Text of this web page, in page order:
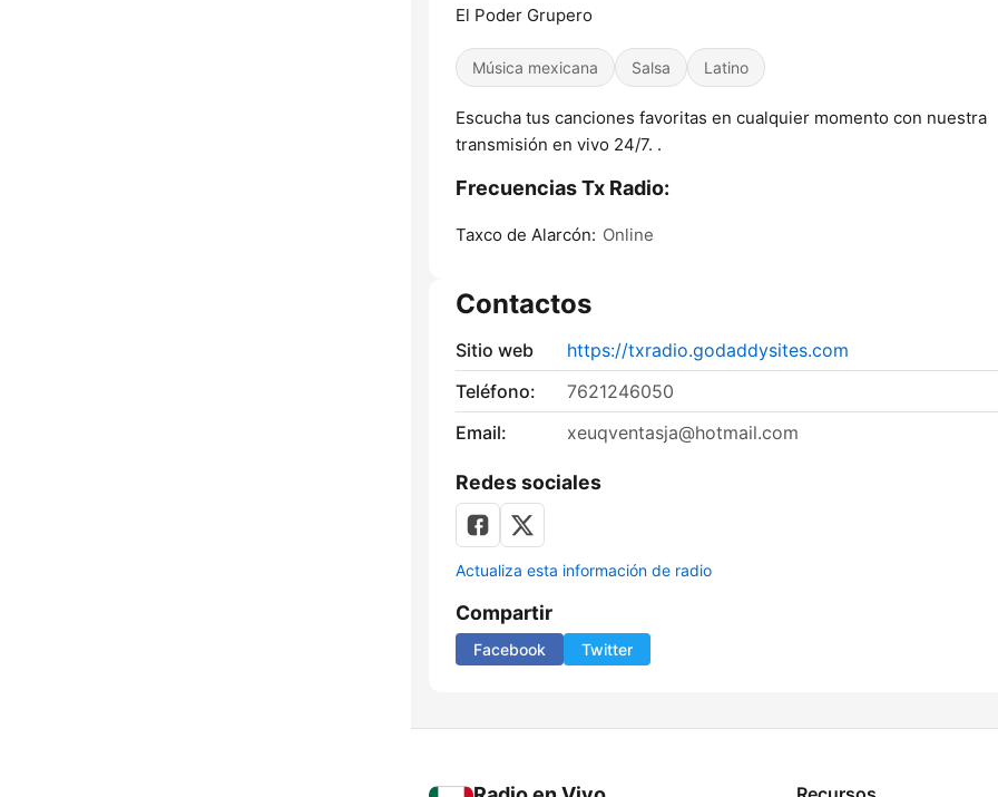
El Poder Grupero
Música mexicana Salsa Latino
Escucha tus canciones favoritas en cualquier momento con nuestra
transmisión en vivo 24/7. .
Frecuencias Tx Radio:
Taxco de Alarcón: Online
Contactos
Sitio web
https://txradio.godaddysites.com
Teléfono:
7621246050
Email:
xeuqventasja@hotmail.com
Redes sociales
Actualiza esta información de radio
Compartir
Facebook Twitter